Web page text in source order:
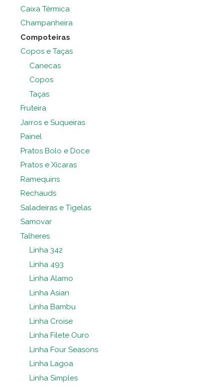
Caixa Térmica
Champanheira
Compoteiras
Copos e Taças
Canecas
Copos
Taças
Fruteira
Jarros e Suqueiras
Painel
Pratos Bolo e Doce
Pratos e Xícaras
Ramequins
Rechauds
Saladeiras e Tigelas
Samovar
Talheres
Linha 342
Linha 493
Linha Alamo
Linha Asian
Linha Bambu
Linha Croise
Linha Filete Ouro
Linha Four Seasons
Linha Lagoa
Linha Simples